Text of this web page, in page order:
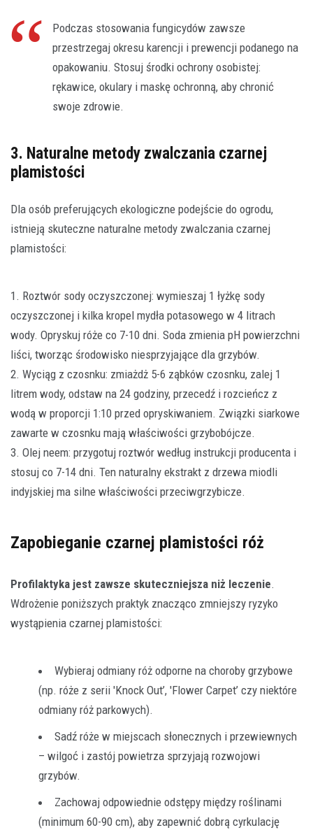
Podczas stosowania fungicydów zawsze
przestrzegaj okresu karencji i prewencji podanego na
opakowaniu. Stosuj środki ochrony osobistej:
rękawice, okulary i maskę ochronną, aby chronić
swoje zdrowie.
3. Naturalne metody zwalczania czarnej
plamistości
Dla osób preferujących ekologiczne podejście do ogrodu,
istnieją skuteczne naturalne metody zwalczania czarnej
plamistości:
1. Roztwór sody oczyszczonej: wymieszaj 1 łyżkę sody
oczyszczonej i kilka kropel mydła potasowego w 4 litrach
wody. Opryskuj róże co 7-10 dni. Soda zmienia pH powierzchni
liści, tworząc środowisko niesprzyjające dla grzybów.
2. Wyciąg z czosnku: zmiażdż 5-6 ząbków czosnku, zalej 1
litrem wody, odstaw na 24 godziny, przecedź i rozcieńcz z
wodą w proporcji 1:10 przed opryskiwaniem. Związki siarkowe
zawarte w czosnku mają właściwości grzybobójcze.
3. Olej neem: przygotuj roztwór według instrukcji producenta i
stosuj co 7-14 dni. Ten naturalny ekstrakt z drzewa miodli
indyjskiej ma silne właściwości przeciwgrzybicze.
Zapobieganie czarnej plamistości róż
Profilaktyka jest zawsze skuteczniejsza niż leczenie.
Wdrożenie poniższych praktyk znacząco zmniejszy ryzyko
wystąpienia czarnej plamistości:
Wybieraj odmiany róż odporne na choroby grzybowe
(np. róże z serii 'Knock Out’, 'Flower Carpet’ czy niektóre
odmiany róż parkowych).
Sadź róże w miejscach słonecznych i przewiewnych
– wilgoć i zastój powietrza sprzyjają rozwojowi
grzybów.
Zachowaj odpowiednie odstępy między roślinami
(minimum 60-90 cm), aby zapewnić dobrą cyrkulację